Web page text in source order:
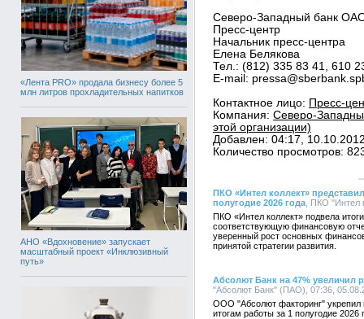
«Лента PRO» продала бизнесу более 5
млн литров прохладительных напитков
АНО «Вдохновение» запускает
масштабный проект «Инклюзивный
путь»
Северо-Западный банк
Пресс-центр
Начальник пресс-центра
Елена Белякова
Тел.: (812) 335 83 41, 610
E-mail:
Контактное лицо: Пресс-
Компания: Северо-
этой организации)
Добавлен: 04:17,
Количество просмотров:
ПКО «Интел коллект»
полугодие 2026 года , ПКО "Интел
ПКО «Интел коллект» подвела
соответствующую финансовую
уверенный рост основных
принятой стратегии развития.
Абсолют Банк на 47% увеличил
"Абсолют Банк" (ПАО), 07:36,
ООО "Абсолют факторинг" укрепил
итогам работы за 1 полугодие 2026